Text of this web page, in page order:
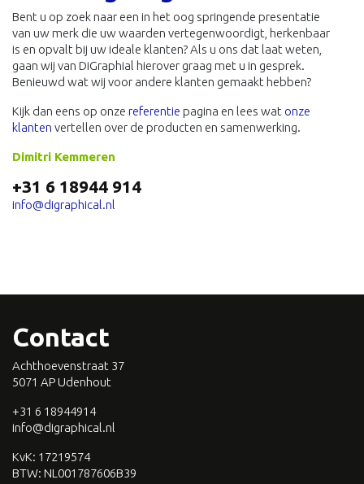
Bent u op zoek naar een in het oog springende presentatie
van uw merk die uw waarden vertegenwoordigt, herkenbaar
is en opvalt bij uw ideale klanten? Als u ons dat laat weten,
gaan wij van DiGraphial hierover graag met u in gesprek.
Benieuwd wat wij voor andere klanten gemaakt hebben?
Kijk dan eens op onze referentie pagina en lees wat onze
klanten vertellen over de producten en samenwerking.
Dimitri Kemmeren
+31 6 18944 914
info@digraphical.nl
Contact
Achthoevenstraat 37
5071 AP Udenhout
+31 6 18944914
info@digraphical.nl
KvK: 17219574
BTW: NL001787606B39